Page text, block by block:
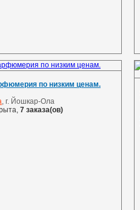
по низким ценам.
, г. Йошкар-Ола
7 заказа(ов)